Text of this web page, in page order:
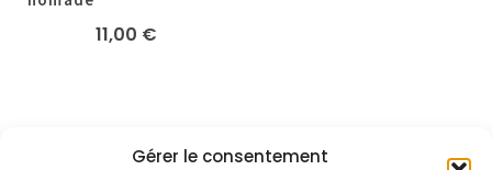
Gérer le consentement
11,00 €